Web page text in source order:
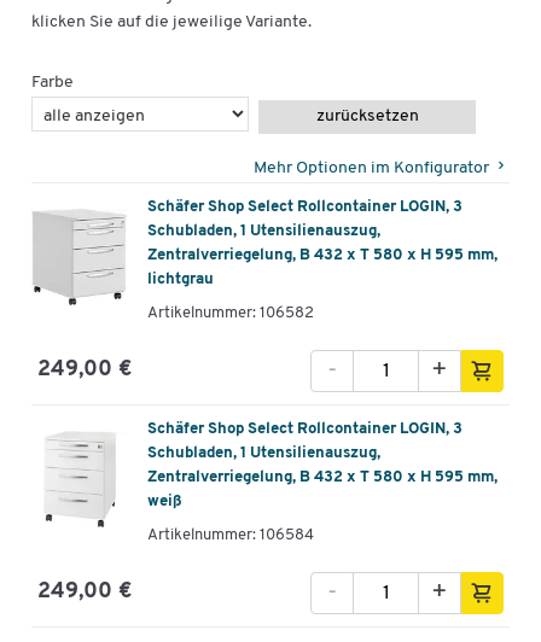
klicken Sie auf die jeweilige Variante.
Farbe
zurücksetzen
Mehr Optionen im Konfigurator
Schäfer Shop Select Rollcontainer LOGIN, 3
Schubladen, 1 Utensilienauszug,
Zentralverriegelung, B 432 x T 580 x H 595 mm,
lichtgrau
Artikelnummer: 106582
249,00 € +
-
Schäfer Shop Select Rollcontainer LOGIN, 3
Schubladen, 1 Utensilienauszug,
Zentralverriegelung, B 432 x T 580 x H 595 mm,
weiß
Artikelnummer: 106584
249,00 € +
-